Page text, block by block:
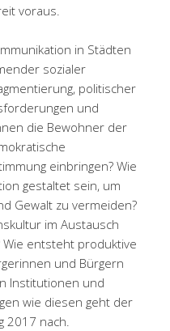
voraus.
in Städten
sozialer
politischer
und
die Bewohner der
ein­bringen? Wie
gestaltet sein, um
Gewalt zu vermeiden?
im Austausch
entsteht produktive
und Bürgern
Institutionen und
wie diesen geht der
2017 nach.